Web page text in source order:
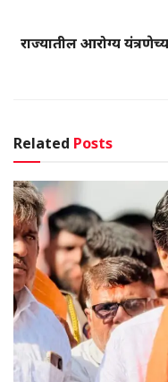
राज्यातील आरोग्य
Related Posts